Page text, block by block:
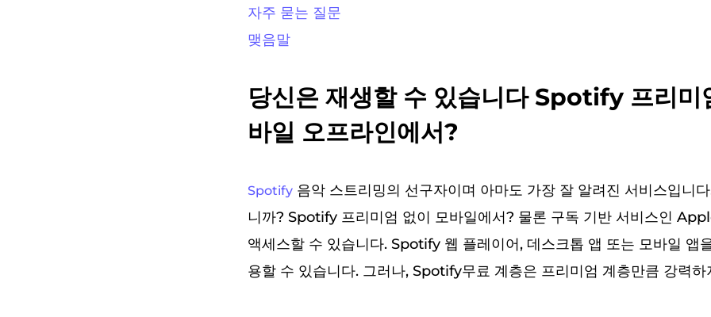
자주 묻는 질문
맺음말
당신은 재생할 수 있습니다 Spotify 프리미
바일 오프라인에서?
Spotify 음악 스트리밍의 선구자이며 아마도 가장 잘 알려진 서비스입니
니까? Spotify 프리미엄 없이 모바일에서? 물론 구독 기반 서비스인
액세스할 수 있습니다. Spotify 웹 플레이어, 데스크톱 앱 또는 모바일 앱
용할 수 있습니다. 그러나, Spotify무료 계층은 프리미엄 계층만큼 강력하